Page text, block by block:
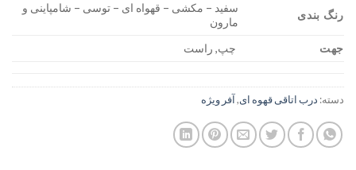
رنگ بندی
سفید – مکشی – قهواه ای – توسی – شامپاینی و
مارون
جهت
چپ, راست
دسته: درب اتاقی قهوه ای,آفر ویژه